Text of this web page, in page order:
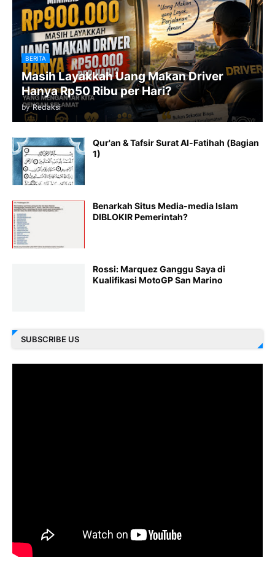
BERITA
Masih Layakkah Uang Makan Driver
Hanya Rp50 Ribu per Hari?
by Redaksi
Qur'an & Tafsir Surat Al-Fatihah (Bagian
1)
Benarkah Situs Media-media Islam
DIBLOKIR Pemerintah?
Rossi: Marquez Ganggu Saya di
Kualifikasi MotoGP San Marino
SUBSCRIBE US